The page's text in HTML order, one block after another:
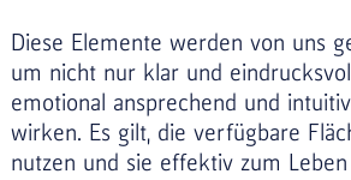
Diese Elemente werden von uns
um nicht nur klar und
emotional ansprechend und
wirken. Es gilt, die verfügbare
nutzen und sie effektiv zum